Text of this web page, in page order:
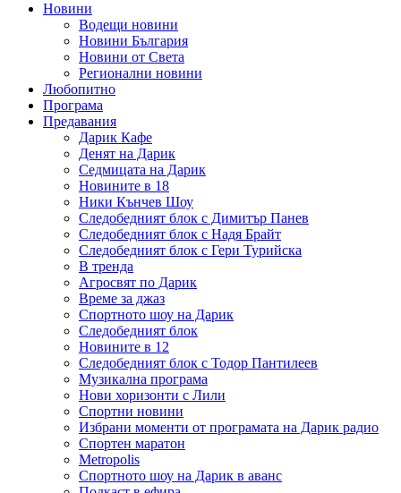
Новини
Водещи новини
Новини България
Новини от Света
Регионални новини
Любопитно
Програма
Предавания
Дарик Кафе
Денят на Дарик
Седмицата на Дарик
Новините в 18
Ники Кънчев Шоу
Следобедният блок с Димитър Панев
Следобедният блок с Надя Брайт
Следобедният блок с Гери Турийска
В тренда
Агросвят по Дарик
Време за джаз
Спортното шоу на Дарик
Следобедният блок
Новините в 12
Следобедният блок с Тодор Пантилеев
Музикална програма
Нови хоризонти с Лили
Спортни новини
Избрани моменти от програмата на Дарик радио
Спортен маратон
Metropolis
Спортното шоу на Дарик в аванс